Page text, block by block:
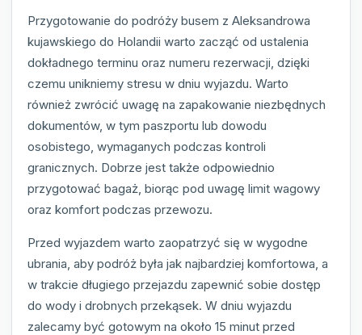
Przygotowanie do podróży busem z Aleksandrowa
kujawskiego do Holandii warto zacząć od ustalenia
dokładnego terminu oraz numeru rezerwacji, dzięki
czemu unikniemy stresu w dniu wyjazdu. Warto
również zwrócić uwagę na zapakowanie niezbędnych
dokumentów, w tym paszportu lub dowodu
osobistego, wymaganych podczas kontroli
granicznych. Dobrze jest także odpowiednio
przygotować bagaż, biorąc pod uwagę limit wagowy
oraz komfort podczas przewozu.
Przed wyjazdem warto zaopatrzyć się w wygodne
ubrania, aby podróż była jak najbardziej komfortowa, a
w trakcie długiego przejazdu zapewnić sobie dostęp
do wody i drobnych przekąsek. W dniu wyjazdu
zalecamy być gotowym na około 15 minut przed